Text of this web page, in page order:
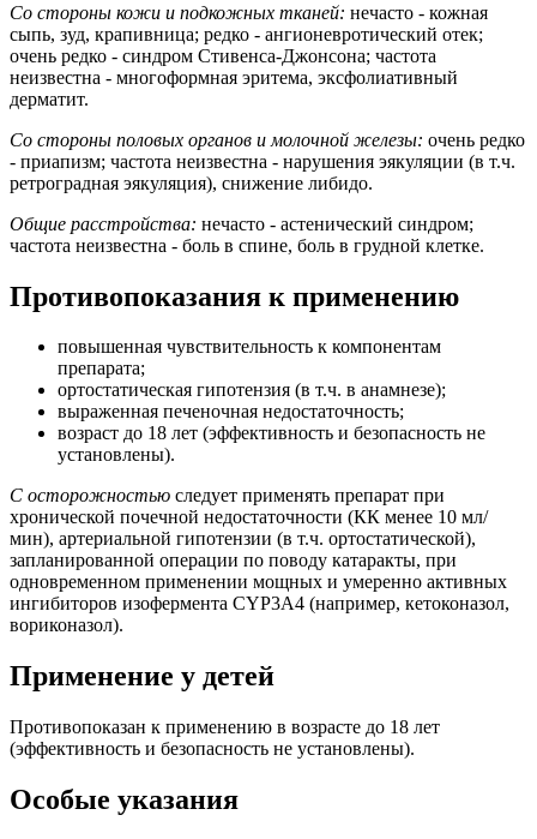
Со стороны кожи и подкожных тканей: нечасто - кожная
сыпь, зуд, крапивница; редко - ангионевротический отек;
очень редко - синдром Стивенса-Джонсона; частота
неизвестна - многоформная эритема, эксфолиативный
дерматит.
Со стороны половых органов и молочной железы: очень редко
- приапизм; частота неизвестна - нарушения эякуляции (в т.ч.
ретроградная эякуляция), снижение либидо.
Общие расстройства: нечасто - астенический синдром;
частота неизвестна - боль в спине, боль в грудной клетке.
Противопоказания к применению
повышенная чувствительность к компонентам
препарата;
ортостатическая гипотензия (в т.ч. в анамнезе);
выраженная печеночная недостаточность;
возраст до 18 лет (эффективность и безопасность не
установлены).
С осторожностью следует применять препарат при
хронической почечной недостаточности (КК менее 10 мл/
мин), артериальной гипотензии (в т.ч. ортостатической),
запланированной операции по поводу катаракты, при
одновременном применении мощных и умеренно активных
ингибиторов изофермента CYP3А4 (например, кетоконазол,
вориконазол).
Применение у детей
Противопоказан к применению в возрасте до 18 лет
(эффективность и безопасность не установлены).
Особые указания